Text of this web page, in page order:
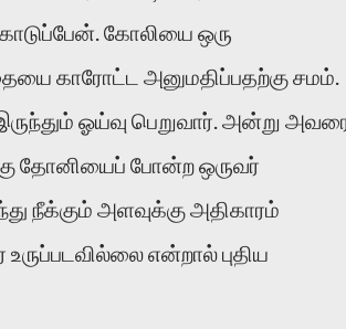
கோலியை ஒரு
காரோட்ட அனுமதிப்பதற்கு சமம்.
ஓய்வு பெறுவார். அன்று
தோனியைப் போன்ற ஒருவர்
நீக்கும் அளவுக்கு அதிகாரம்
என்றால் புதிய